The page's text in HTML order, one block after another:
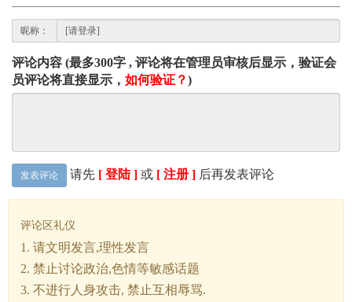
昵称：
评论内容 (最多300字 , 评论将在管理员审核后显示，验证会
员评论将直接显示， 如何验证？)
发表评论 请先 [ 登陆 ] 或 [ 注册 ] 后再发表评论
评论区礼仪
1. 请文明发言,理性发言
2. 禁止讨论政治,色情等敏感话题
3. 不进行人身攻击, 禁止互相辱骂.